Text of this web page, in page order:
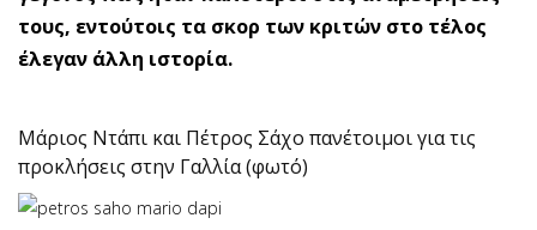
τους, εντούτοις τα σκορ των κριτών στο τέλος
έλεγαν άλλη ιστορία.
Μάριος Ντάπι και Πέτρος Σάχο πανέτοιμοι για τις
προκλήσεις στην Γαλλία (φωτό)